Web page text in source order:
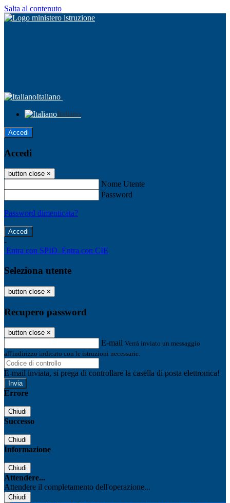
Salta al contenuto
Italiano
Italiano
Accedi
Accedi
button close ×
Nome Utente
Password
Password dimenticata?
-
Entra con SPID Entra con CIE
Seleziona utente
button close ×
Recupero password
button close ×
E-mail Verrà inviato un messaggio
all'indirizzo indicato con le istruzioni necessarie.
E-mail inviata, si prega di controllare la casella di posta elettronica!
Errore
Chiudi
Successo
Chiudi
Informazione
Chiudi
Attendere...
Attendere il completamento dell'operazione...
Chiudi